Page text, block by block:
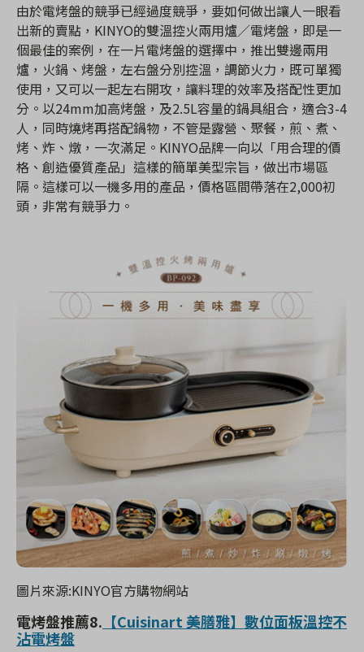
由於電烤盤的競爭已經過度競爭，要如何做出讓人一眼看
出新的賣點，KINYO的雙溫控火兩用爐／電烤盤，即是一
個最佳的案例，在一片電烤盤的選擇中，推出雙邊兩用
爐，火鍋、烤盤，左右盤分別控溫，調節火力，既可單獨
使用，又可以一起左右開攻，讓料理的效率及搭配性更加
分。以24mm加高烤盤，及2.5L容量的鍋具組合，適合3-4
人，同時燒烤再搭配鍋物，不管是露營、聚餐，煎、煮、
烤、炸、燉，一次滿足。KINYO品牌一向以「用合理的價
格、創造優質產品」這樣的簡單美型宗旨，做出市場區
隔。這樣可以一機多用的產品，價格區間帶落在2,000初
頭，非常有競爭力。
圖片來源:KINYO官方購物網站
電烤盤推薦8. 【Cuisinart 美膳雅】數位面板溫控不
沾電烤盤